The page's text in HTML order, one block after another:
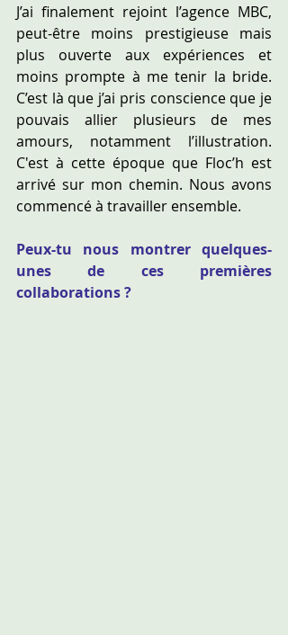
J’ai finalement rejoint l’agence MBC,
peut-être moins prestigieuse mais
plus ouverte aux expériences et
moins prompte à me tenir la bride.
C’est là que j’ai pris conscience que je
pouvais allier plusieurs de mes
amours, notamment l’illustration.
C'est à cette époque que Floc’h est
arrivé sur mon chemin. Nous avons
commencé à travailler ensemble.
Peux-tu nous montrer quelques-
unes de ces premières
collaborations ?